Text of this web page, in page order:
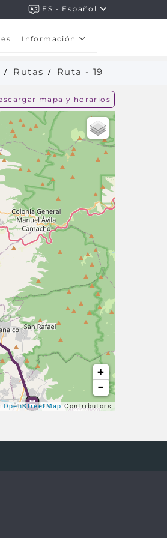
ES - Español
Información
Rutas Ruta - 19
mapa y horarios
+
−
OpenStreetMap Contributors